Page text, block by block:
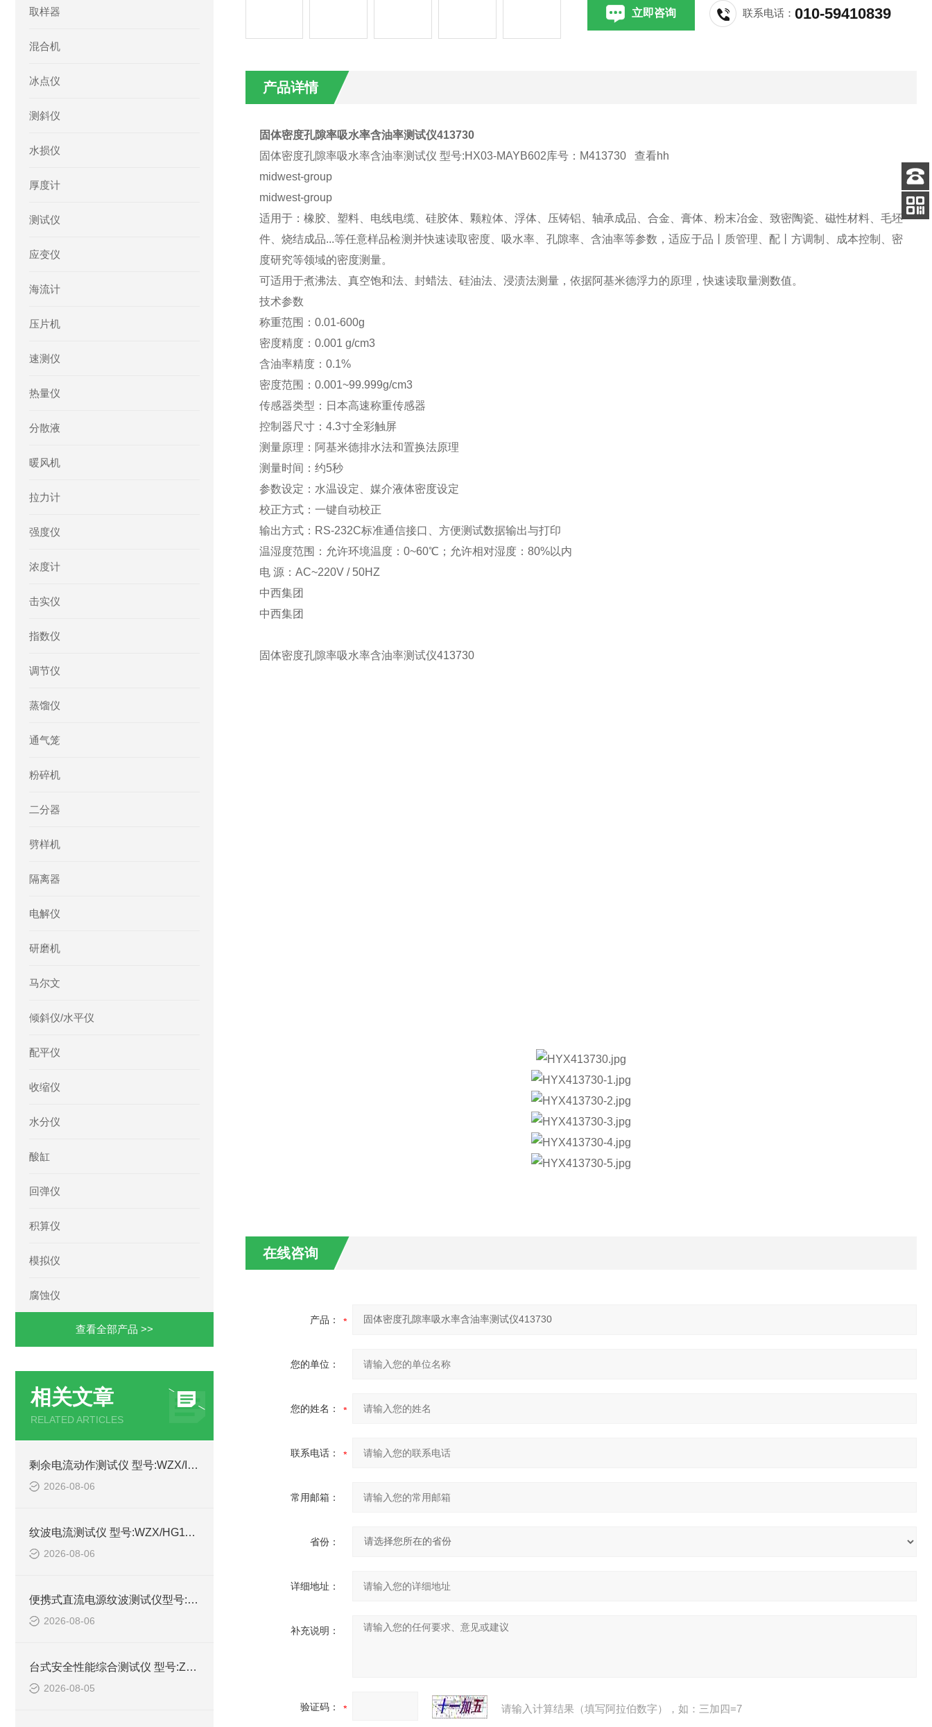
取样器
混合机
冰点仪
测斜仪
水损仪
厚度计
测试仪
应变仪
海流计
压片机
速测仪
热量仪
分散液
暖风机
拉力计
强度仪
浓度计
击实仪
指数仪
调节仪
蒸馏仪
通气笼
粉碎机
二分器
劈样机
隔离器
电解仪
研磨机
马尔文
倾斜仪/水平仪
配平仪
收缩仪
水分仪
酸缸
回弹仪
积算仪
模拟仪
腐蚀仪
查看全部产品 >>
相关文章
RELATED ARTICLES
剩余电流动作测试仪 型号:WZX/IDB-4的详细介绍
2026-08-06
纹波电流测试仪 型号:WZX/HG1100-10A库号：M414989的简单介绍
2026-08-06
便携式直流电源纹波测试仪型号:WZX/DYWB-260的简单介绍
2026-08-06
台式安全性能综合测试仪 型号:ZX/HEX330的详细介绍
2026-08-05
毛坯件、烧结成品...等任意样品检测并快速读取密度、吸水率、孔
隙率、含油率等参
立即咨询 联系电话：010-59410839
产品详情
固体密度孔隙率吸水率含油率测试仪413730
固体密度孔隙率吸水率含油率测试仪 型号:HX03-MAYB602库号：M413730 查看hh
midwest-group
midwest-group
适用于：橡胶、塑料、电线电缆、硅胶体、颗粒体、浮体、压铸铝、轴承成品、合金、膏体、粉末冶金、致密陶瓷、磁性材料、毛坯
件、烧结成品...等任意样品检测并快速读取密度、吸水率、孔隙率、含油率等参数，适应于品丨质管理、配丨方调制、成本控制、密
度研究等领域的密度测量。
可适用于煮沸法、真空饱和法、封蜡法、硅油法、浸渍法测量，依据阿基米德浮力的原理，快速读取量测数值。
技术参数
称重范围：0.01-600g
密度精度：0.001 g/cm3
含油率精度：0.1%
密度范围：0.001~99.999g/cm3
传感器类型：日本高速称重传感器
控制器尺寸：4.3寸全彩触屏
测量原理：阿基米德排水法和置换法原理
测量时间：约5秒
参数设定：水温设定、媒介液体密度设定
校正方式：一键自动校正
输出方式：RS-232C标准通信接口、方便测试数据输出与打印
温湿度范围：允许环境温度：0~60℃；允许相对湿度：80%以内
电 源：AC~220V / 50HZ
中西集团
中西集团
固体密度孔隙率吸水率含油率测试仪413730
在线咨询
产品：
您的单位：
您的姓名：
联系电话：
常用邮箱：
省份：
详细地址：
补充说明：
验证码： 请输入计算结果（填写阿拉伯数字），如：三加四=7
客服
电话